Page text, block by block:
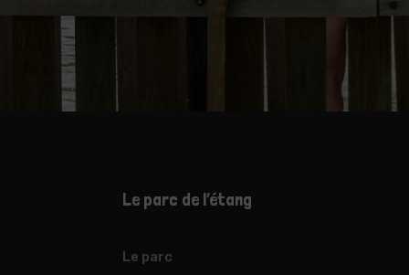
Le parc de l’étang
Le parc